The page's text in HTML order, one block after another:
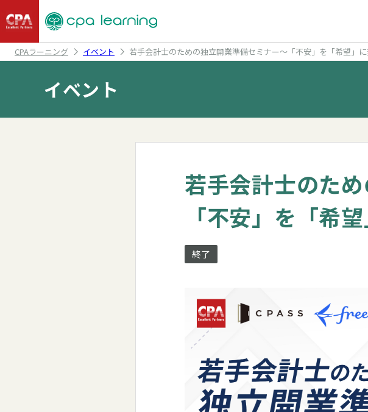
CPAラーニング イベント 若手会計士のための独立開業準備セミナー～「不安」を「希望」に
イベント
若手会計士のた
「不安」を「希
終了